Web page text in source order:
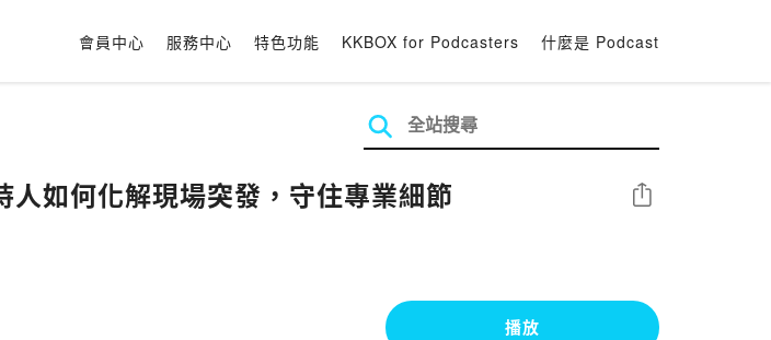
會員中心 服務中心 特色功能 KKBOX for Podcasters 什麼是 Podcast
如何化解現場突發，守住專業細節 分享
播放